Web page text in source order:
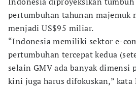
pertumbuhan tahunan majemuk
menjadi US$95 miliar.
“Indonesia memiliki sektor e-
pertumbuhan tercepat kedua
selain GMV ada banyak dimensi
kini juga harus difokuskan,”